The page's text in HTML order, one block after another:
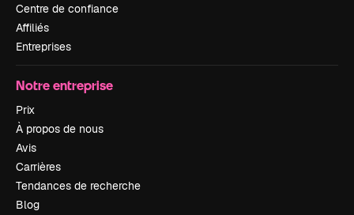
Centre de confiance
Affiliés
Entreprises
Notre entreprise
Prix
À propos de nous
Avis
Carrières
Tendances de recherche
Blog